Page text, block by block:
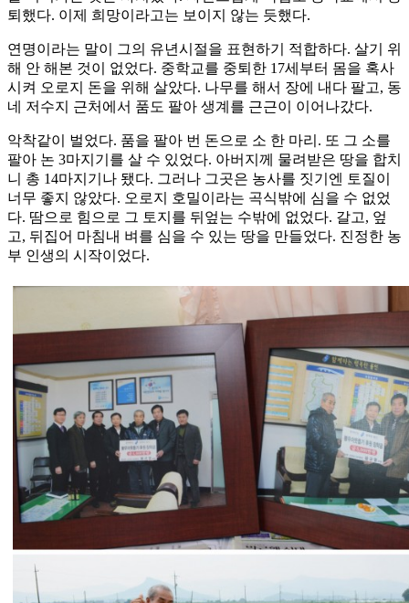
퇴했다. 이제 희망이라고는 보이지 않는 듯했다.
연명이라는 말이 그의 유년시절을 표현하기 적합하다. 살기 위
해 안 해본 것이 없었다. 중학교를 중퇴한 17세부터 몸을 혹사
시켜 오로지 돈을 위해 살았다. 나무를 해서 장에 내다 팔고, 동
네 저수지 근처에서 품도 팔아 생계를 근근이 이어나갔다.
악착같이 벌었다. 품을 팔아 번 돈으로 소 한 마리. 또 그 소를
팔아 논 3마지기를 살 수 있었다. 아버지께 물려받은 땅을 합치
니 총 14마지기나 됐다. 그러나 그곳은 농사를 짓기엔 토질이
너무 좋지 않았다. 오로지 호밀이라는 곡식밖에 심을 수 없었
다. 땀으로 힘으로 그 토지를 뒤엎는 수밖에 없었다. 갈고, 엎
고, 뒤집어 마침내 벼를 심을 수 있는 땅을 만들었다. 진정한 농
부 인생의 시작이었다.